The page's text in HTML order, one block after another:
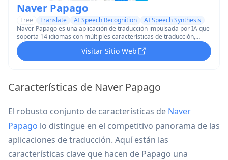
Naver Papago
Free Translate AI Speech Recognition
AI Speech Synthesis
Naver Papago es una aplicación de traducción impulsada por IA que
soporta 14 idiomas con múltiples características de traducción,
incluyendo capacidades de traducción de texto, imagen, voz y
conversación.
Visitar Sitio Web
Características de Naver Papago
El robusto conjunto de características de Naver
Papago lo distingue en el competitivo panorama de las
aplicaciones de traducción. Aquí están las
características clave que hacen de Papago una